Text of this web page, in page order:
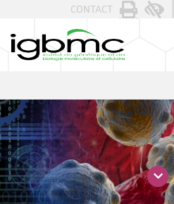
CONTACT
Panneau de gestion des cookies